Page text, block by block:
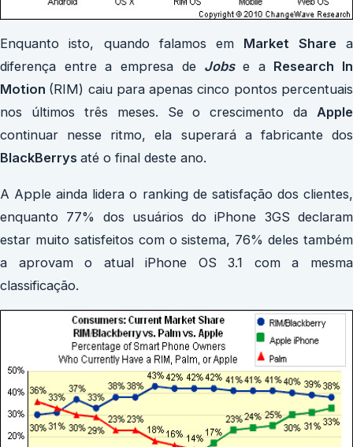
Enquanto isto, quando falamos em Market Sharea
diferença entre a empresa de Jobse a Research In
Motion (RIM) caiu para apenas cinco pontos percentuais
nos últimos três meses. Se o crescimento da Apple
continuar nesse ritmo, ela superará a fabricante dos
BlackBerrys até o final deste ano.
A Apple ainda lidera o ranking de satisfação dos clientes,
enquanto 77% dos usuários do iPhone 3GS declaram
estar muito satisfeitos com o sistema, 76% deles também
a aprovam o atual iPhone OS 3.1 com a mesma
classificação.